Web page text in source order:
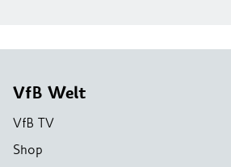
VfB Welt
VfB TV
Shop